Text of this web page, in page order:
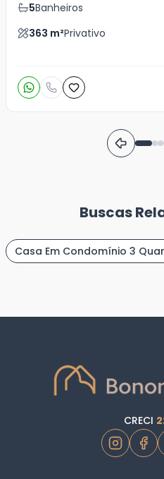
5Banheiros
363 m²Privativo
Buscas
Casa Em Condomínio 3
CRECI